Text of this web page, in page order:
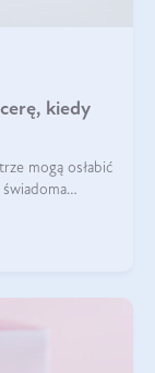
kiedy
mogą osłabić